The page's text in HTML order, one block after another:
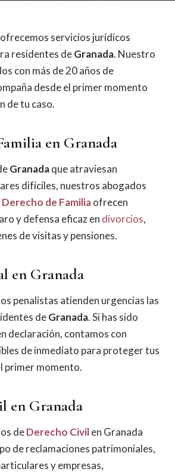
ofrecemos servicios jurídicos
residentes deGranada. Nuestro
con más de 20 años de
desde el primer momento
de tu caso.
en Granada
Granadaque atraviesan
difíciles, nuestros abogados
Derecho de Familiaofrecen
y defensa eficaz en divorcios,
de visitas y pensiones.
en Granada
penalistas atienden urgencias las
deGranada. Si has sido
declaración, contamos con
de inmediato para proteger tus
primer momento.
en Granada
deDerecho Civilen Granada
de reclamaciones patrimoniales,
y empresas,